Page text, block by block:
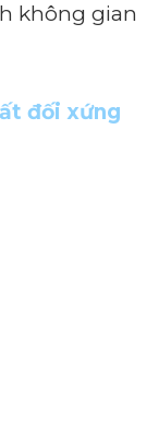
không gian
đối xứng